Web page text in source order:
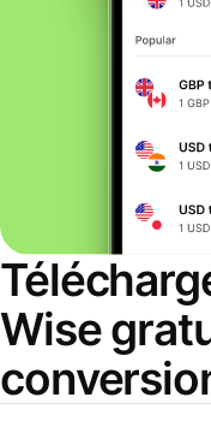
Wise